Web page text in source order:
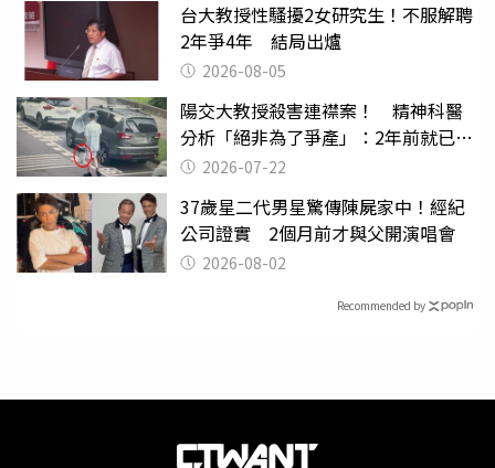
台大教授性騷擾2女研究生！不服解聘
2年爭4年 結局出爐
2026-08-05
陽交大教授殺害連襟案！ 精神科醫
分析「絕非為了爭產」：2年前就已言
行詭異
2026-07-22
37歲星二代男星驚傳陳屍家中！經紀
公司證實 2個月前才與父開演唱會
2026-08-02
Recommended by